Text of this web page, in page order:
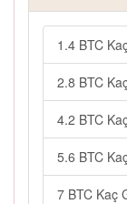
1.4 BTC
2.8 BTC
4.2 BTC
5.6 BTC
7 BTC Kaç